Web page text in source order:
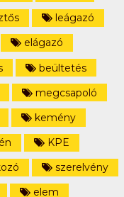
leágazó
elágazó
beültetés
megcsapoló
kemény
KPE
szerelvény
elem